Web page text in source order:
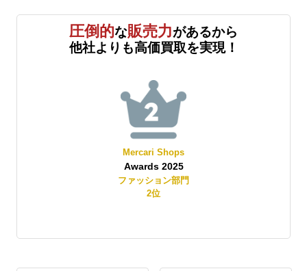
圧倒的な販売力があるから
他社よりも高価買取を実現！
Mercari Shops
Awards 2025
ファッション部門
2位